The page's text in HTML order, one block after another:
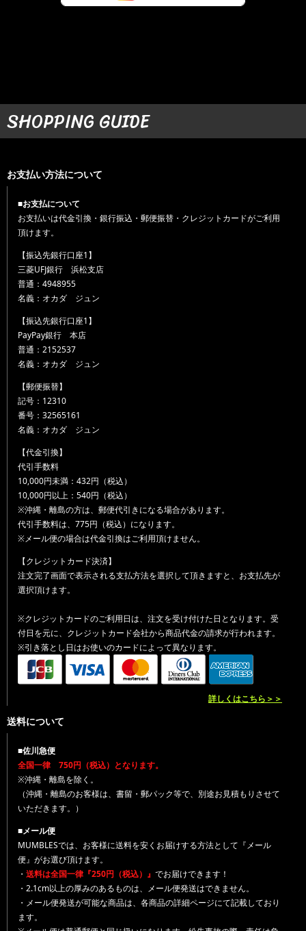
SHOPPING GUIDE
お支払い方法について
■お支払について
お支払いは代金引換・銀行振込・郵便振替・クレジットカードがご利用
頂けます。
【振込先銀行口座1】
三菱UFJ銀行 浜松支店
普通：4948955
名義：オカダ ジュン
【振込先銀行口座1】
PayPay銀行 本店
普通：2152537
名義：オカダ ジュン
【郵便振替】
記号：12310
番号：32565161
名義：オカダ ジュン
【代金引換】
代引手数料
10,000円未満：432円（税込）
10,000円以上：540円（税込）
※沖縄・離島の方は、郵便代引きになる場合があります。
代引手数料は、775円（税込）になります。
※メール便の場合は代金引換はご利用頂けません。
【クレジットカード決済】
注文完了画面で表示される支払方法を選択して頂きますと、お支払先が
選択頂けます。
※クレジットカードのご利用日は、注文を受け付けた日となります。受
付日を元に、クレジットカード会社から商品代金の請求が行われます。
※引き落とし日はお使いのカードによって異なります。
詳しくはこちら＞＞
送料について
■佐川急便
全国一律 750円（税込）となります。
※沖縄・離島を除く。
（沖縄・離島のお客様は、書留・郵パック等で、別途お見積もりさせて
いただきます。）
■メール便
MUMBLESでは、お客様に送料を安くお届けする方法として『メール
便』がお選び頂けます。
・ 送料は全国一律『250円（税込）』 でお届けできます！
・2.1cm以上の厚みのあるものは、メール便発送はできません。
・メール便発送が可能な商品は、各商品の詳細ページにて記載しており
ます。